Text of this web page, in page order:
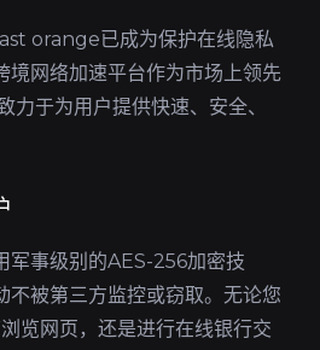
orange已成为保护在线隐私
境网络加速平台作为市场上领先
力于为用户提供快速、安全、
军事级别的AES-256加密技
不被第三方监控或窃取。无论您
览网页，还是进行在线银行交